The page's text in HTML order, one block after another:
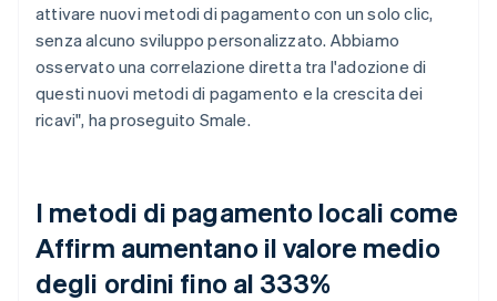
attivare nuovi metodi di pagamento con un solo clic,
senza alcuno sviluppo personalizzato. Abbiamo
osservato una correlazione diretta tra l'adozione di
questi nuovi metodi di pagamento e la crescita dei
ricavi", ha proseguito Smale.
I metodi di pagamento locali come
Affirm aumentano il valore medio
degli ordini fino al 333%